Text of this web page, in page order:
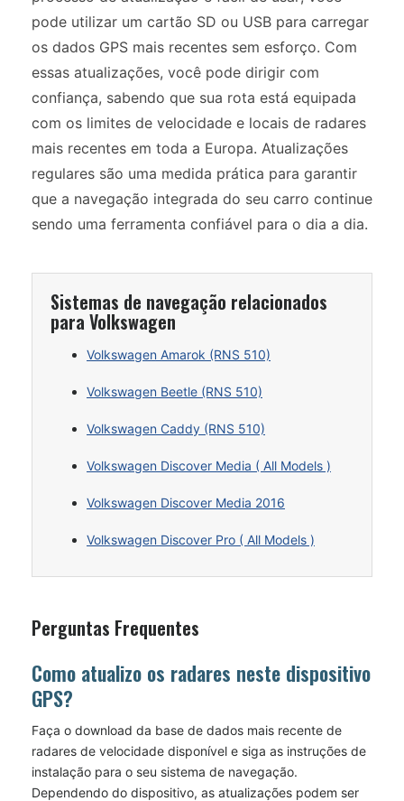
pode utilizar um cartão SD ou USB para carregar
os dados GPS mais recentes sem esforço. Com
essas atualizações, você pode dirigir com
confiança, sabendo que sua rota está equipada
com os limites de velocidade e locais de radares
mais recentes em toda a Europa. Atualizações
regulares são uma medida prática para garantir
que a navegação integrada do seu carro continue
sendo uma ferramenta confiável para o dia a dia.
Sistemas de navegação relacionados
para Volkswagen
Volkswagen Amarok (RNS 510)
Volkswagen Beetle (RNS 510)
Volkswagen Caddy (RNS 510)
Volkswagen Discover Media ( All Models )
Volkswagen Discover Media 2016
Volkswagen Discover Pro ( All Models )
Perguntas Frequentes
Como atualizo os radares neste dispositivo
GPS?
Faça o download da base de dados mais recente de
radares de velocidade disponível e siga as instruções de
instalação para o seu sistema de navegação.
Dependendo do dispositivo, as atualizações podem ser